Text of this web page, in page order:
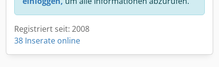
Registriert seit: 2008
38 Inserate online